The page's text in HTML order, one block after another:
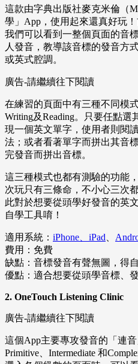
這款由字典出版社麥克米倫（
學」App，使用起來還真好玩
我們可以看到一整個頁面的音
人發音，教導該音標的發音方
或英式腔調。
廣告-請繼續往下閱讀
在練習的頁面中有三種不同模
Writing及Reading。只要任點
現一個英文單字，使用者則閱
法；或者看著單字而拼出其音
完發音而拼出音標。
這三種模式也都有測驗的功能
次玩只有三條命，不小心三次
此對於想要從頭學好發音的英
自學工具唷！
適用系統： iPhone、iPad、
費用：免費
缺點：音標發音有聲無圖，得
優點：適合想要從頭學音標、
2. OneTouch Listening Clinic
廣告-請繼續往下閱讀
這個App主要專攻發音的「連
Primitive、Intermediate 和